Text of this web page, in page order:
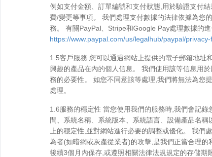
例如支付金額、訂單編號和支付狀態,用於驗證支付
費/變更等事項。 我們處理支付數據的法律依據為您
務。 有關PayPal、Stripe和Google Pay處理數據的
https://www.paypal.com/us/legalhub/paypal/privacy-
1.5客戶服務 您可以通過網站上提供的電子郵箱地址
興趣的產品在內的個人信息。 我們使用該等信息用
務的必要性。 如您不同意該等處理,我們將無法為您
處理。
1.6服務的穩定性 當您使用我們的服務時,我們會記
間、系統名稱、系統版本、系統語言、設備產品名
上的穩定性,並對網站進行必要的調整或優化。 我
為者(如暗網或灰產從業者)的攻擊,是我們正當合理
後續3個月內保存,或遵照相關法律法規規定的存儲期